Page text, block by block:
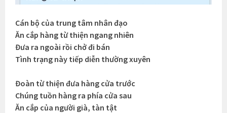
Cán bộ của trung tâm nhân đạo
Ăn cắp hàng từ thiện ngang nhiên
Đưa ra ngoài rồi chở đi bán
Tình trạng này tiếp diễn thường xuyên
Đoàn từ thiện đưa hàng cửa trước
Chúng tuồn hàng ra phía cửa sau
Ăn cắp của người già, tàn tật